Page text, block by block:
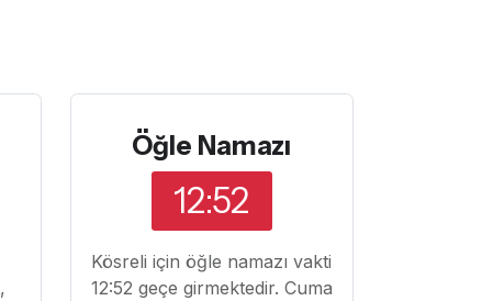
Öğle Namazı
12:52
Kösreli için öğle namazı vakti
12:52 geçe girmektedir. Cuma